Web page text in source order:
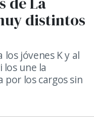
distintos
jóvenes K y al
los une la
por los cargos sin